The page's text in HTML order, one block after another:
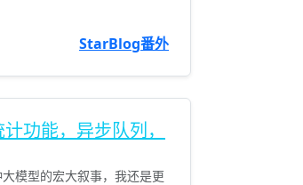
StarBlog番外
功能，异步队列，
模型的宏大叙事，我还是更